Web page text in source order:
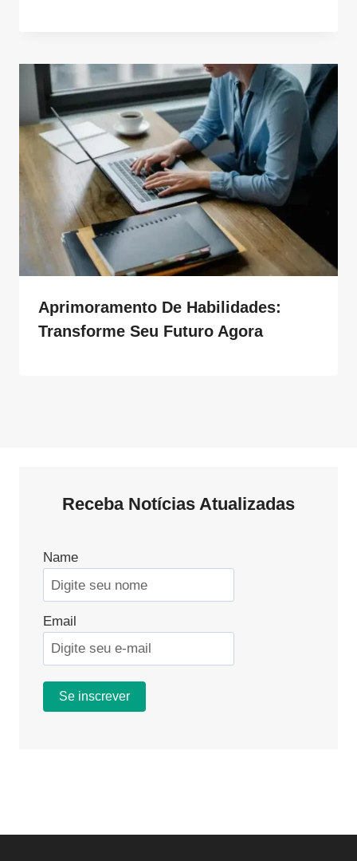
Aprimoramento De Habilidades:
Transforme Seu Futuro Agora
Receba Notícias Atualizadas
Name
Email